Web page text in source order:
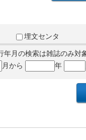
埋文センタ
年月の検索は雑誌のみ対
月から 年